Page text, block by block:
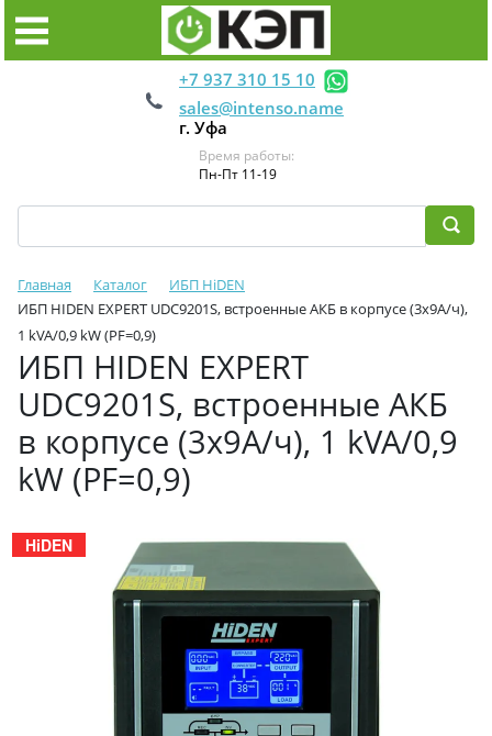
+7 937 310 15 10
sales@intenso.name
г. Уфа
Время работы:
Пн-Пт 11-19
Главная Каталог
ИБП HiDEN
ИБП HIDEN EXPERT UDC9201S, встроенные АКБ в корпусе (3х9А/ч),
1 kVA/0,9 kW (PF=0,9)
ИБП HIDEN EXPERT
UDC9201S, встроенные АКБ
в корпусе (3х9А/ч), 1 kVA/0,9
kW (PF=0,9)
HiDEN